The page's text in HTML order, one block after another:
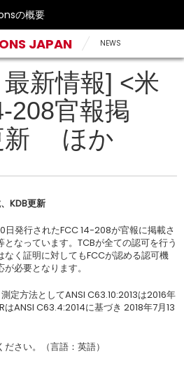
の概要
JAPAN NEWS
新情報] <米
208官報掲
新 ほか
KDB更新
日発行されたFCC 14-208が官報に掲載さ
なっています。TCBが全ての認可を行う
く証明に対してもFCCが認める認可機
必要となります。
定方法としてANSI C63.10:2013は2016年
はANSI C63.4:2014に基づき 2018年7月13
さい。（言語：英語）